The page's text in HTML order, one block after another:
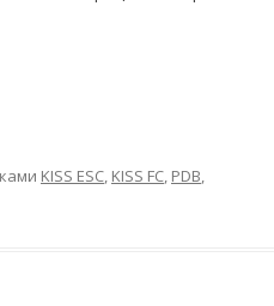
KISS ESC, KISS FC, PDB,